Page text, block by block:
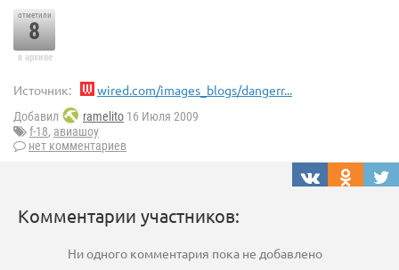
отметили
8
в архиве
Источник: wired.com/images_blogs/dangerr...
Добавил ramelito 16 Июля 2009
f-18, авиашоу
нет комментариев
Комментарии участников:
Ни одного комментария пока не добавлено